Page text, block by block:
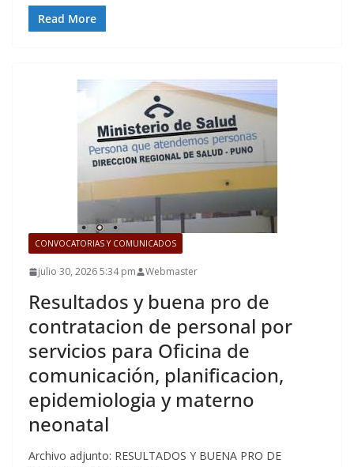
Read More
CONVOCATORIAS Y COMUNICADOS
julio 30, 2026 5:34 pm Webmaster
Resultados y buena pro de
contratacion de personal por
servicios para Oficina de
comunicación, planificacion,
epidemiologia y materno
neonatal
Archivo adjunto: RESULTADOS Y BUENA PRO DE